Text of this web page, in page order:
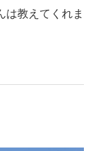
は教えてくれま